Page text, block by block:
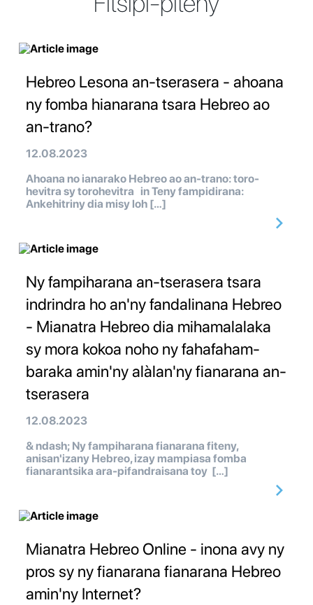
Hebreo Lesona an-tserasera - ahoana
ny fomba hianarana tsara Hebreo ao
an-trano?
12.08.2023
Ahoana no ianarako Hebreo ao an-trano: toro-
hevitra sy torohevitra in Teny fampidirana:
Ankehitriny dia misy loh […]
Ny fampiharana an-tserasera tsara
indrindra ho an'ny fandalinana Hebreo
- Mianatra Hebreo dia mihamalalaka
sy mora kokoa noho ny fahafaham-
baraka amin'ny alàlan'ny fianarana an-
tserasera
12.08.2023
& ndash; Ny fampiharana fianarana fiteny,
anisan'izany Hebreo, izay mampiasa fomba
fianarantsika ara-pifandraisana toy […]
Mianatra Hebreo Online - inona avy ny
pros sy ny fianarana fianarana Hebreo
amin'ny Internet?